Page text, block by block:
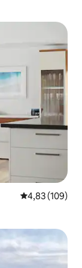
4,83 de uma
4,83 (109)